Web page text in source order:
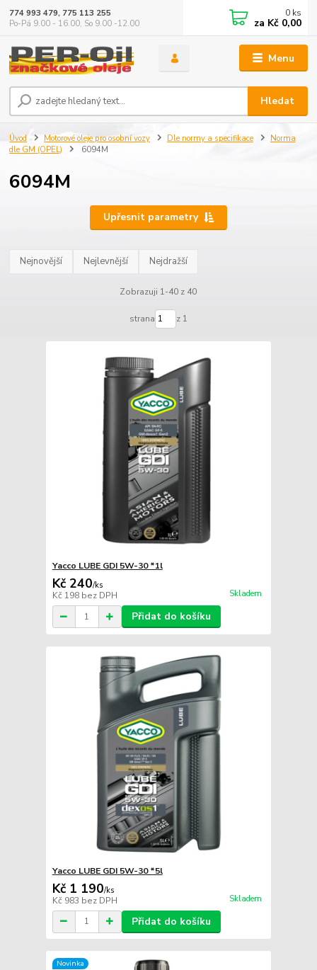
Menu
Hledat
774 993 479, 775 113 255
Po-Pá 9.00 - 16.00, So 9.00 -12.00
0 ks
za Kč 0,00
Úvod Motorové oleje pro osobní vozy Dle normy a specifikace
Norma
dle GM (OPEL)
6094M
6094M
Upřesnit parametry
Nejnovější Nejlevnější Nejdražší
Zobrazuji 1-40 z 40
strana z 1
Yacco LUBE GDI 5W-30 *1l
Kč 240/ks
Kč 198 bez DPH Skladem
Přidat do košíku
Yacco LUBE GDI 5W-30 *5l
Kč 1 190/ks
Kč 983 bez DPH Skladem
Přidat do košíku
Novinka